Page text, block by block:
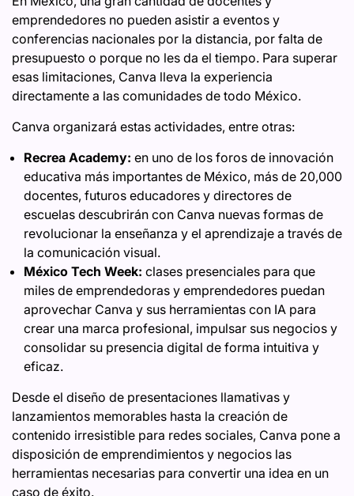
emprendedores no pueden asistir a eventos y
conferencias nacionales por la distancia, por falta de
presupuesto o porque no les da el tiempo. Para superar
esas limitaciones, Canva lleva la experiencia
directamente a las comunidades de todo México.
Canva organizará estas actividades, entre otras:
Recrea Academy: en uno de los foros de innovación
educativa más importantes de México, más de 20,000
docentes, futuros educadores y directores de
escuelas descubrirán con Canva nuevas formas de
revolucionar la enseñanza y el aprendizaje a través de
la comunicación visual.
México Tech Week: clases presenciales para que
miles de emprendedoras y emprendedores puedan
aprovechar Canva y sus herramientas con IA para
crear una marca profesional, impulsar sus negocios y
consolidar su presencia digital de forma intuitiva y
eficaz.
Desde el diseño de presentaciones llamativas y
lanzamientos memorables hasta la creación de
contenido irresistible para redes sociales, Canva pone a
disposición de emprendimientos y negocios las
herramientas necesarias para convertir una idea en un
caso de éxito.